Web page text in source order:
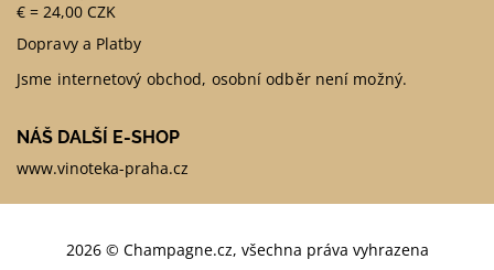
€ = 24,00 CZK
Dopravy a Platby
Jsme internetový obchod, osobní odběr není možný.
NÁŠ DALŠÍ E-SHOP
www.vinoteka-praha.cz
2026 © Champagne.cz, všechna práva vyhrazena